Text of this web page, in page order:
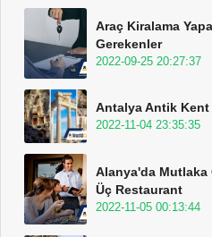
Araç Kiralama
Gerekenler
2022-09-25 20:27:37
Antalya Antik Kent
2022-11-04 23:35:35
Alanya'da Mutlaka
Üç Restaurant
2022-11-05 00:13:44